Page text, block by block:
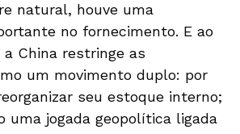
natural, houve uma
no fornecimento. E ao
China restringe as
um movimento duplo: por
seu estoque interno;
uma jogada geopolítica ligada